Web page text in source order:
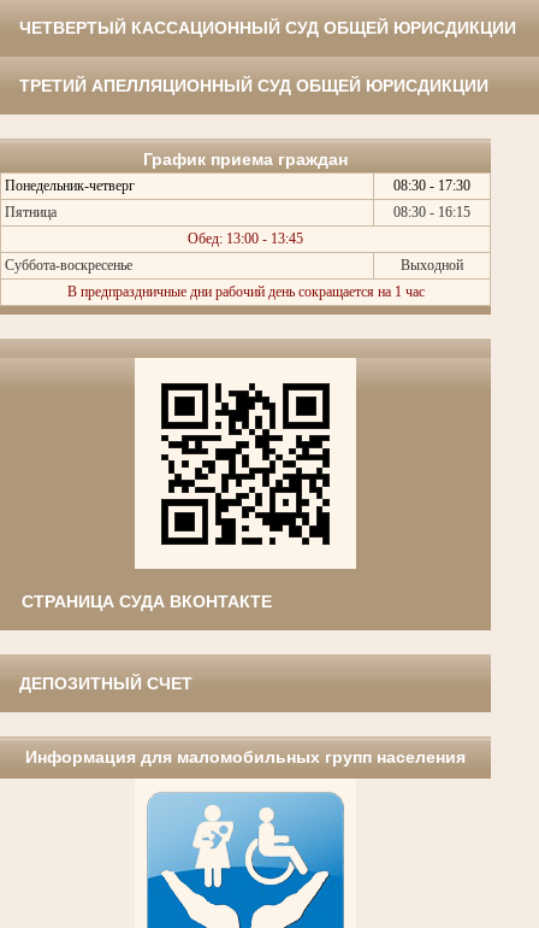
ЧЕТВЕРТЫЙ КАССАЦИОННЫЙ СУД ОБЩЕЙ ЮРИСДИКЦИИ
ТРЕТИЙ АПЕЛЛЯЦИОННЫЙ СУД ОБЩЕЙ ЮРИСДИКЦИИ
График приема граждан
Понедельник-четверг
08:30 - 17:30
Пятница
08:30 - 16:15
Обед: 13:00 - 13:45
Суббота-воскресенье
Выходной
В предпраздничные дни рабочий день сокращается на 1 час
СТРАНИЦА СУДА ВКОНТАКТЕ
ДЕПОЗИТНЫЙ СЧЕТ
Информация для маломобильных групп населения